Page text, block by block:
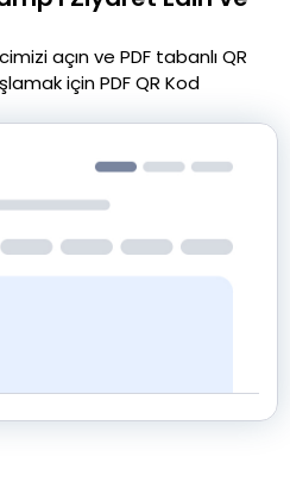
açın ve PDF tabanlı QR
için PDF QR Kod